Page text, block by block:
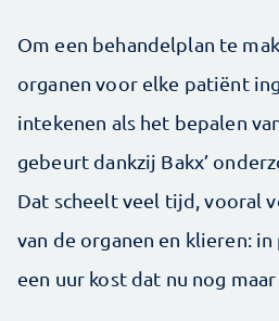
Om een behandelplan te
organen voor elke patiënt
intekenen als het bepalen
gebeurt dankzij Bakx’
Dat scheelt veel tijd, vooral
van de organen en klieren:
een uur kost dat nu nog